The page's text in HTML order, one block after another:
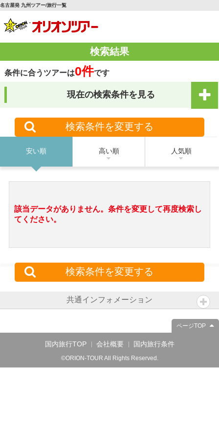
名古屋発 九州ツアー/旅行一覧
検索結果
条件に合うツアーは0件です
現在の検索条件を見る
検索条件を変更する
安い順 高い順 人気順
該当データがありません。条件を変更して再度検索し
てください。
検索条件を変更する
共通インフォメーション
ページTOP
国内旅行TOP 会社概要 国内旅行条件
©ORION-TOUR All Rights Reserved.